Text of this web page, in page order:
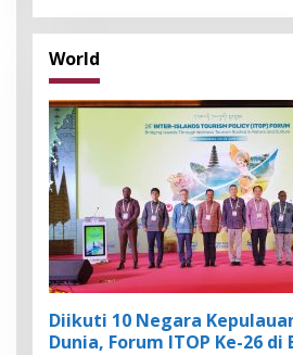
World
Diikuti 10 Negara
Dunia, Forum ITOP Ke-26 di